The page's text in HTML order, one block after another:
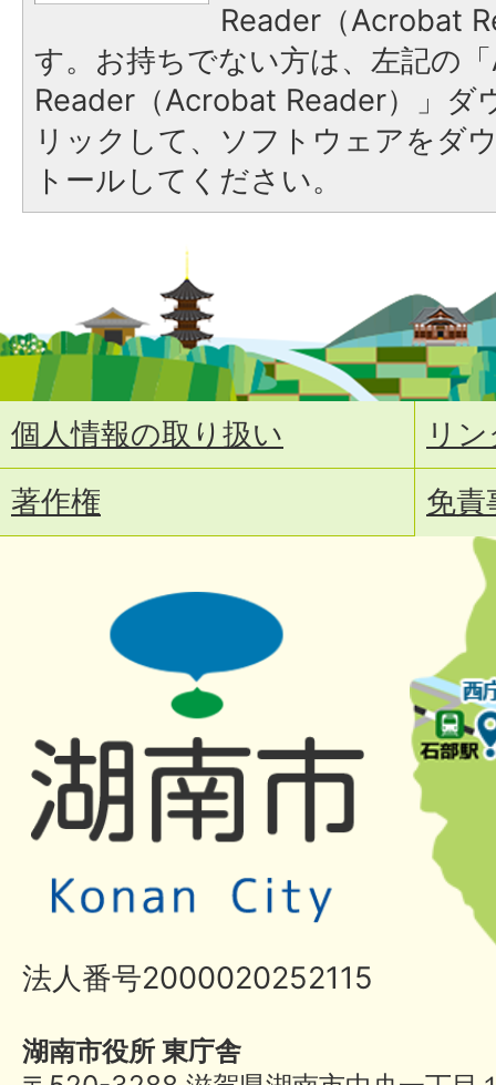
Reader（Acrobat
す。お持ちでない方は、左記の
Reader（Acrobat Reader）」ダ
リックして、ソフトウェアをダ
トールしてください。
個人情報の取り扱い
リ
著作権
免責
法人番号2000020252115
湖南市役所 東庁舎